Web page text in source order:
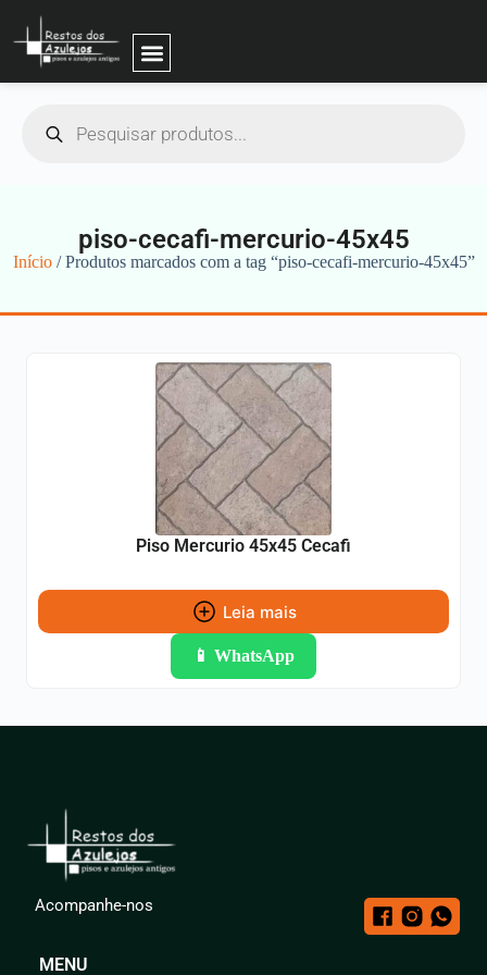
piso-cecafi-mercurio-45x45
Início/ Produtos marcados com a tag “piso-cecafi-mercurio-45x45”
Piso Mercurio 45x45 Cecafi
Leia mais
📱 WhatsApp
Acompanhe-nos
MENU